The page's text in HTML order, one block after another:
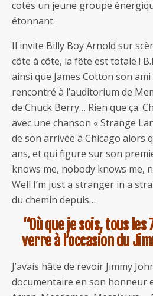
cotés un jeune groupe
étonnant.
Il invite Billy Boy Arnold sur
côte à côte, la fête est totale !
ainsi que James Cotton son
rencontré à l’auditorium de
de Chuck Berry… Rien que ça.
avec une chanson « Strange
de son arrivée à Chicago alors
ans, et qui figure sur son
knows me, nobody knows me,
Well I’m just a stranger in a
du chemin depuis…
“Où que je sois, tous
verre à l’occasion du
J’avais hâte de revoir Jimmy
documentaire en son honneur